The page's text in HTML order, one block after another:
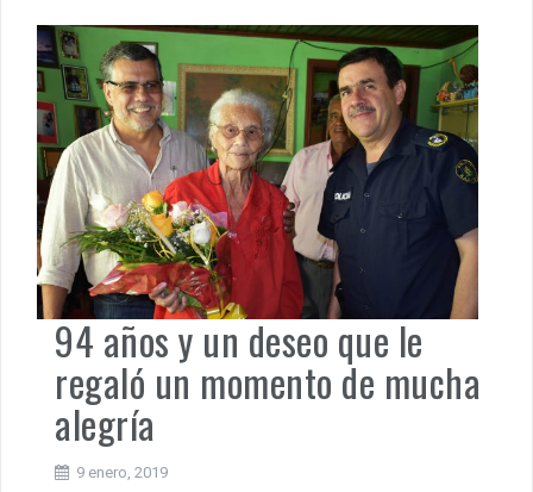
94 años y un deseo que le
regaló un momento de mucha
alegría
9 enero, 2019